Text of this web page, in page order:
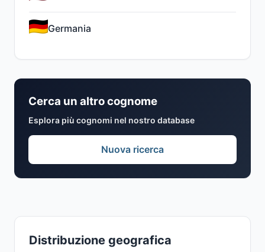
Distribuzione geografica
Germania
Cerca un altro cognome
Esplora più cognomi nel nostro database
Nuova ricerca